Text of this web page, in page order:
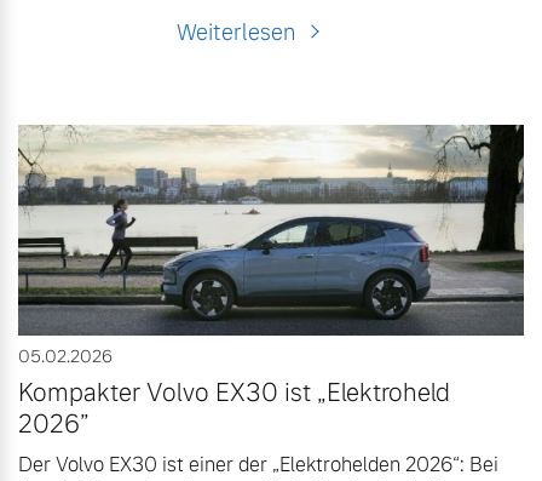
Weiterlesen
05.02.2026
Kompakter Volvo EX30 ist „Elektroheld
2026”
Der Volvo EX30 ist einer der „Elektrohelden 2026“: Bei